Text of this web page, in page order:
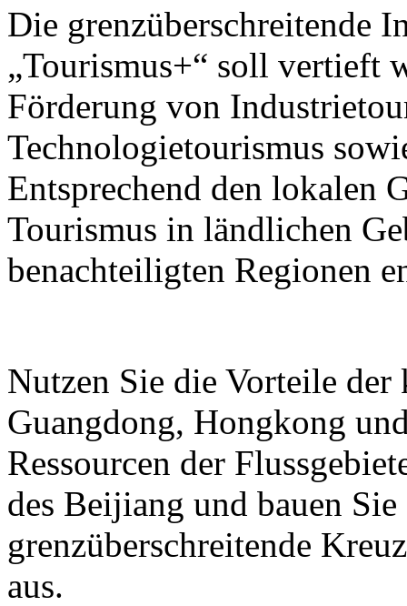
Die grenzüberschreitende
„Tourismus+“ soll vertieft
Förderung von
Technologietourismus
Entsprechend den lokalen
Tourismus in ländlichen
benachteiligten Regionen
Nutzen Sie die Vorteile der
Guangdong, Hongkong
Ressourcen der
des Beijiang und bauen
grenzüberschreitende
aus.